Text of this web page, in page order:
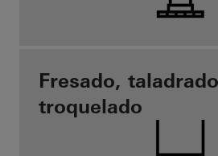
Fresado,
troquelado